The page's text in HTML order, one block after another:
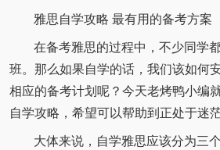
雅思自学攻略 最有用的备考方案
在备考雅思的过程中，不少同学
班。那么如果自学的话，我们该如何
相应的备考计划呢？今天老烤鸭小编
自学攻略，希望可以帮助到正处于迷
大体来说，自学雅思应该分为三